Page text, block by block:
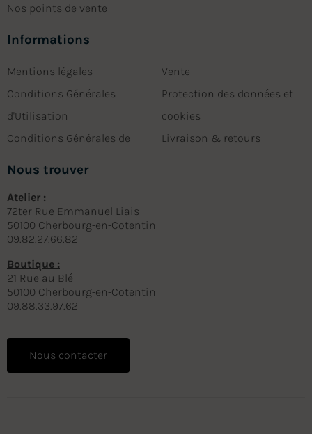
Nos points de vente
Informations
Mentions légales
Conditions Générales
d'Utilisation
Conditions Générales de
Vente
Protection des données et
cookies
Livraison & retours
Nous trouver
Atelier :
72ter Rue Emmanuel Liais
50100 Cherbourg-en-Cotentin
09.82.27.66.82
Boutique :
21 Rue au Blé
50100 Cherbourg-en-Cotentin
09.88.33.97.62
Nous contacter